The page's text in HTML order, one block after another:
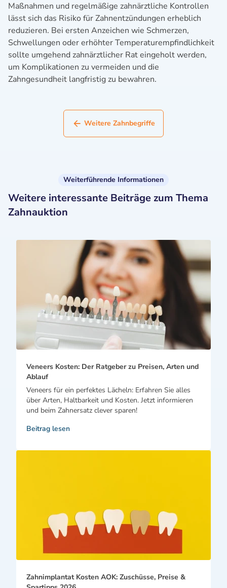
Maßnahmen und regelmäßige zahnärztliche Kontrollen
lässt sich das Risiko für Zahnentzündungen erheblich
reduzieren. Bei ersten Anzeichen wie Schmerzen,
Schwellungen oder erhöhter Temperaturempfindlichkeit
sollte umgehend zahnärztlicher Rat eingeholt werden,
um Komplikationen zu vermeiden und die
Zahngesundheit langfristig zu bewahren.
Weitere Zahnbegriffe
Weiterführende Informationen
Weitere interessante Beiträge zum Thema
Zahnauktion
Veneers Kosten: Der Ratgeber zu Preisen, Arten und
Ablauf
Veneers für ein perfektes Lächeln: Erfahren Sie alles
über Arten, Haltbarkeit und Kosten. Jetzt informieren
und beim Zahnersatz clever sparen!
Beitrag lesen
Zahnimplantat Kosten AOK: Zuschüsse, Preise &